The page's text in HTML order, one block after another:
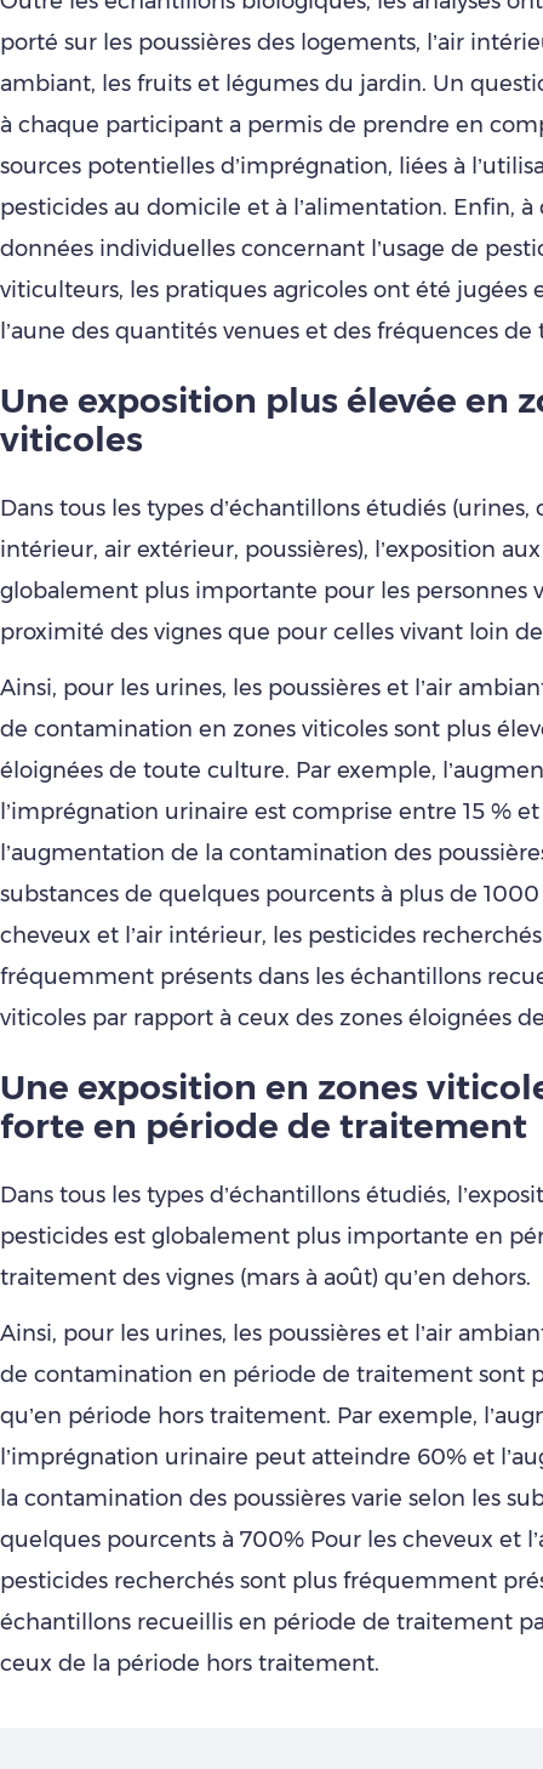
porté sur les poussières des logements, l’air
ambiant, les fruits et légumes du jardin. Un
à chaque participant a permis de prendre en
sources potentielles d’imprégnation, liées à
pesticides au domicile et à l’alimentation. Enfin, à
données individuelles concernant l’usage de
viticulteurs, les pratiques agricoles ont été jugées
l’aune des quantités venues et des fréquences
Une exposition plus élevée en
viticoles
Dans tous les types d’échantillons étudiés (urines,
intérieur, air extérieur, poussières), l’exposition
globalement plus importante pour les personnes
proximité des vignes que pour celles vivant loin
Ainsi, pour les urines, les poussières et l’air
de contamination en zones viticoles sont plus
éloignées de toute culture. Par exemple,
l’imprégnation urinaire est comprise entre 15 %
l’augmentation de la contamination des
substances de quelques pourcents à plus de 1000
cheveux et l’air intérieur, les pesticides
fréquemment présents dans les échantillons
viticoles par rapport à ceux des zones éloignées
Une exposition en zones
forte en période de traitement
Dans tous les types d’échantillons étudiés,
pesticides est globalement plus importante en
traitement des vignes (mars à août) qu’en dehors.
Ainsi, pour les urines, les poussières et l’air
de contamination en période de traitement sont
qu’en période hors traitement. Par exemple,
l’imprégnation urinaire peut atteindre 60% et
la contamination des poussières varie selon les
quelques pourcents à 700% Pour les cheveux et
pesticides recherchés sont plus fréquemment
échantillons recueillis en période de traitement
ceux de la période hors traitement.